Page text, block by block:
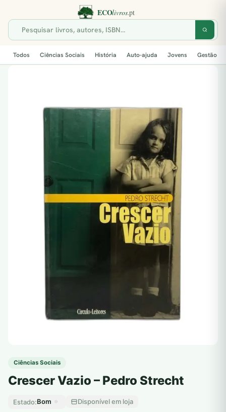
Todos Ciências Sociais História Auto-ajuda Jovens Gestão
Ciências Sociais
Crescer Vazio – Pedro Strecht
Estado:Bom Disponível em loja